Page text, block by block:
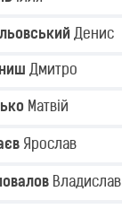
Денис
Дмитро
Матвій
Ярослав
Владислав